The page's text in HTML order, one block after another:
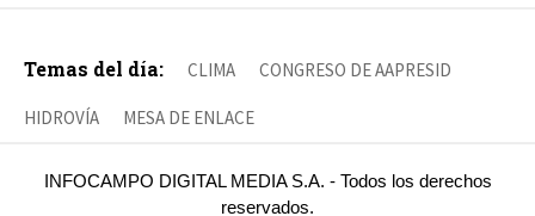
Temas del día: CLIMA CONGRESO DE AAPRESID
HIDROVÍA MESA DE ENLACE
INFOCAMPO DIGITAL MEDIA S.A. - Todos los derechos
reservados.